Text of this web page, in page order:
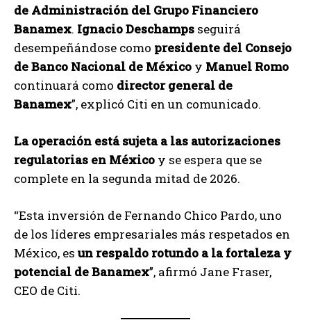
de Administración del Grupo Financiero
Banamex. Ignacio Deschamps seguirá
desempeñándose como presidente del Consejo
de Banco Nacional de México y Manuel Romo
continuará como director general de
Banamex”, explicó Citi en un comunicado.
La operación está sujeta a las autorizaciones
regulatorias en México y se espera que se
complete en la segunda mitad de 2026.
“Esta inversión de Fernando Chico Pardo, uno
de los líderes empresariales más respetados en
México, es un respaldo rotundo a la fortaleza y
potencial de Banamex”, afirmó Jane Fraser,
CEO de Citi.